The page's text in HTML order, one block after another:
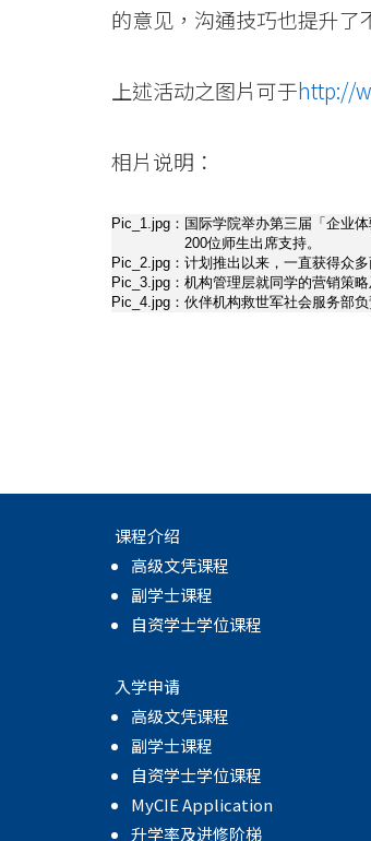
的意见，沟通技巧也提升了
上述活动之图片可于http://
相片说明：
Pic_1.jpg： 国际学院举办第三届「企业
200位师生出席支持。
Pic_2.jpg： 计划推出以来，一直获得众
Pic_3.jpg： 机构管理层就同学的营销策
Pic_4.jpg： 伙伴机构救世军社会服务部
课程介绍
高级文凭课程
副学士课程
自资学士学位课程
入学申请
高级文凭课程
副学士课程
自资学士学位课程
MyCIE Application
升学率及进修阶梯